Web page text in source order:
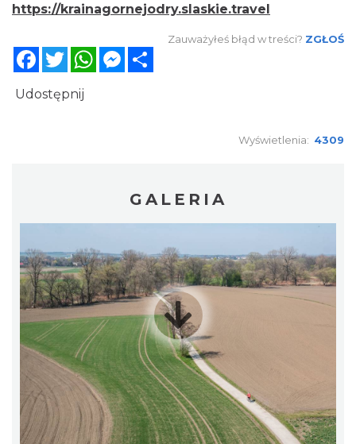
https://krainagornejodry.slaskie.travel
Zauważyłeś błąd w treści? ZGŁOŚ
FacebookTwitterWhatsAppMessenger
Udostępnij
Wyświetlenia: 4309
GALERIA